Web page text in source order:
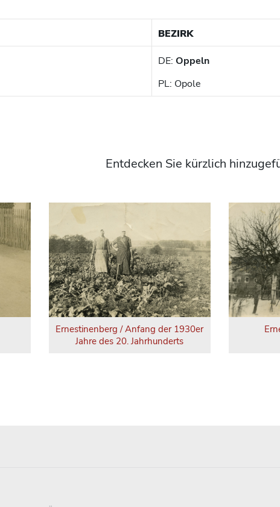
BEZIRK
DE: Oppeln
PL: Opole
Entdecken Sie kürzlich
Ernestinenberg / Anfang der 1930er
Jahre des 20. Jahrhunderts